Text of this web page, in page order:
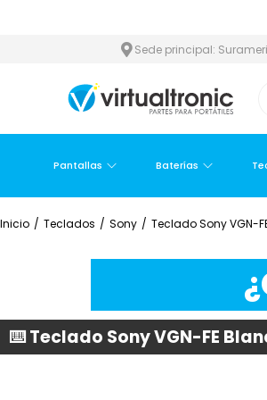
Sede principal:
Pantallas Baterías
Inicio / Teclados / Sony / Teclado Sony VGN-
⌨️ Teclado Sony VGN-FE